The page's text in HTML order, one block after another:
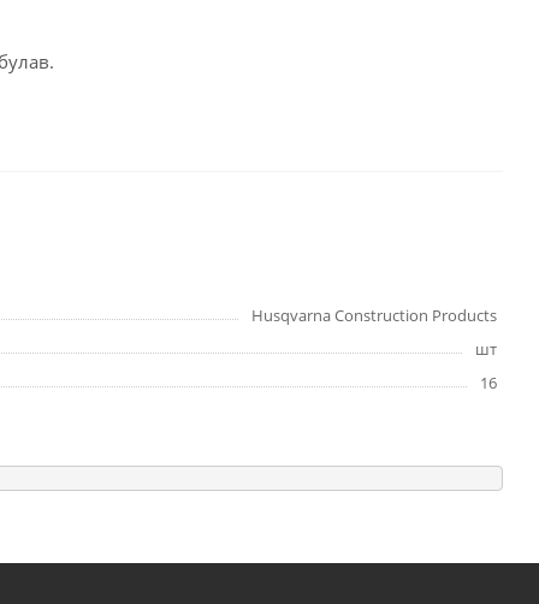
Husqvarna Construction Products
шт
16